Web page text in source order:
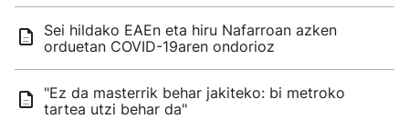
Sei hildako EAEn eta hiru Nafarroan azken
orduetan COVID-19aren ondorioz
"Ez da masterrik behar jakiteko: bi metroko
tartea utzi behar da"